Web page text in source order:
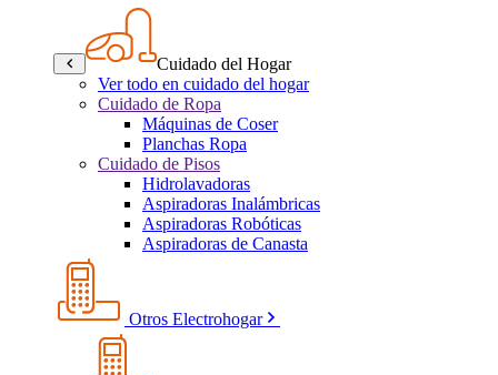
Cuidado del Hogar
Ver todo en cuidado del hogar
Cuidado de Ropa
Máquinas de Coser
Planchas Ropa
Cuidado de Pisos
Hidrolavadoras
Aspiradoras Inalámbricas
Aspiradoras Robóticas
Aspiradoras de Canasta
Otros Electrohogar